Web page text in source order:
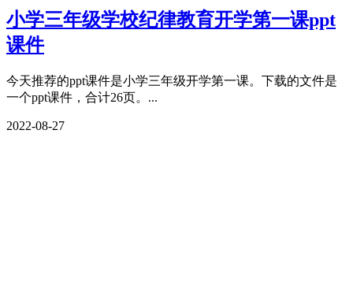
小学三年级学校纪律教育开学第一课ppt
课件
今天推荐的ppt课件是小学三年级开学第一课。下载的文件是
一个ppt课件，合计26页。...
2022-08-27